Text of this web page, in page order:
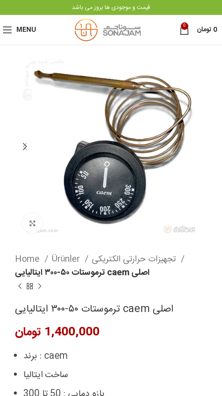
قیمت و موجودی ها بروز می باشد
MENU 0 0 تومان
Click to enlarge
Home Ürünler
ترموستات ۵۰-۳۰۰ ایتالیایی caem اصلی
ترموستات ۵۰-۳۰۰ ایتالیایی caem اصلی
تومان
برند : caem
ساخت ایتالیا